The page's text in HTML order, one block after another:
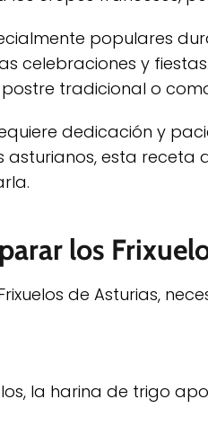
populares
celebraciones y
tradicional o
dedicación y
asturianos, esta
los
de Asturias,
la harina de trigo